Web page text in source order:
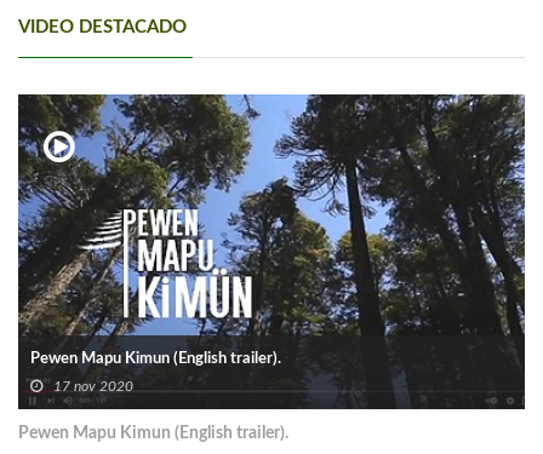
VIDEO DESTACADO
Pewen Mapu Kimun (English trailer).
17 nov 2020
Pewen Mapu Kimun (English trailer).